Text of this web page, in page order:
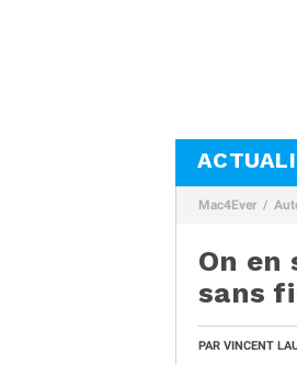
Mac4Ever
On en
sans
PAR VINCENT